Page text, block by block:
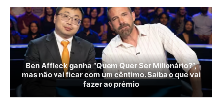
Ben Affleck ganha “Quem Quer Ser Milionário?”,
mas não vai ficar com um cêntimo. Saiba o que vai
fazer ao prémio